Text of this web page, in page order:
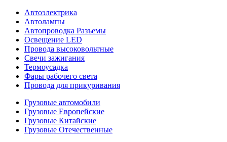
Автоэлектрика
Автолампы
Автопроводка Разъемы
Освещение LED
Провода высоковольтные
Свечи зажигания
Термоусадка
Фары рабочего света
Провода для прикуривания
Грузовые автомобили
Грузовые Европейские
Грузовые Китайские
Грузовые Отечественные